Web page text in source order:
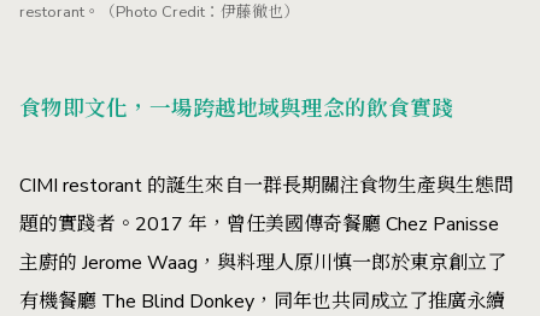
restorant。（Photo Credit：伊藤徹也）
食物即文化，一場跨越地域與理念的飲食實踐
CIMI restorant 的誕生來自一群長期關注食物生產與生態問
題的實踐者。2017 年，曾任美國傳奇餐廳 Chez Panisse
主廚的 Jerome Waag，與料理人原川慎一郎於東京創立了
有機餐廳 The Blind Donkey，同年也共同成立了推廣永續